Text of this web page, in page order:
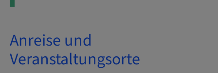
Anreise und
Veranstaltungsorte